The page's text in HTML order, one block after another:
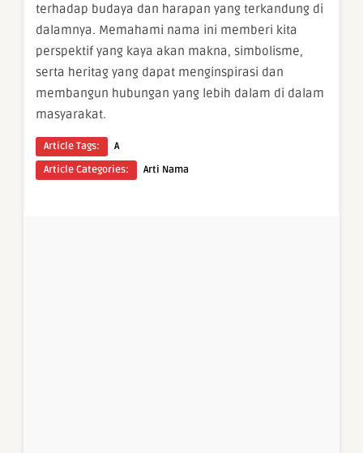
terhadap budaya dan harapan yang terkandung di
dalamnya. Memahami nama ini memberi kita
perspektif yang kaya akan makna, simbolisme,
serta heritag yang dapat menginspirasi dan
membangun hubungan yang lebih dalam di dalam
masyarakat.
Article Tags:
A
Article Categories:
Arti Nama